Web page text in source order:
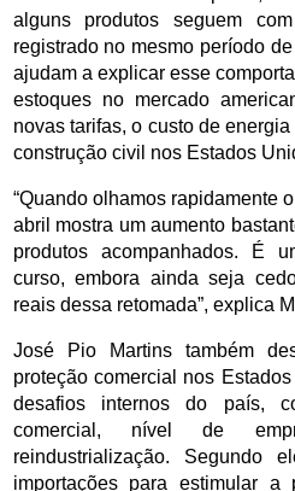
alguns produtos seguem
registrado no mesmo período
ajudam a explicar esse
estoques no mercado
novas tarifas, o custo de
construção civil nos Estados
“Quando olhamos rapidamente
abril mostra um aumento
produtos acompanhados. É
curso, embora ainda seja
reais dessa retomada”, explica
José Pio Martins também
proteção comercial nos
desafios internos do país,
comercial, nível de
reindustrialização. Segundo
importações para estimular a